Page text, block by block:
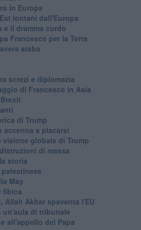
in Europa
lontani dall'Europa
e il dramma curdo
Francesco per la Terra
araba
screzi e diplomazia
di Francesco in Asia
di Trump
accenna a placarsi
globale di Trump
di massa
storia
May
libica
Allah Akbar spaventa l'EU
un'aula di tribunale
all'appello del Papa